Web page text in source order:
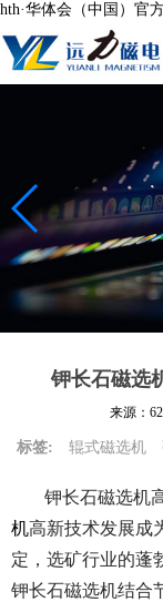
hth·华体会（中国）官
钾长石磁选
来源：
标签: 辊式磁选机
钾长石磁选机
机高新技术发展成
定，选矿行业的蓬
钾长石磁选机结合